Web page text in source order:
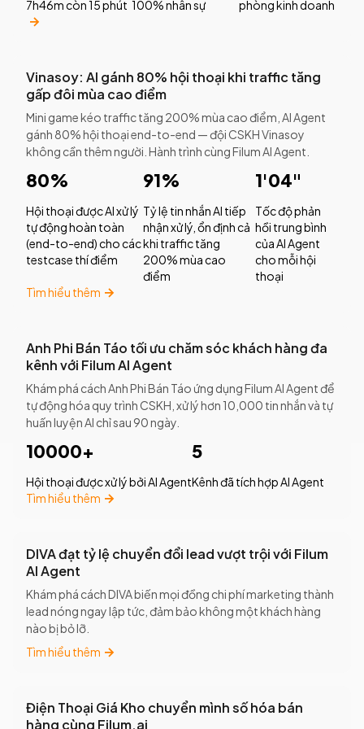
7h46m còn 15 phút 100% nhân sự phòng kinh doanh
Vinasoy: AI gánh 80% hội thoại khi traffic tăng
gấp đôi mùa cao điểm
Mini game kéo traffic tăng 200% mùa cao điểm, AI Agent
gánh 80% hội thoại end-to-end — đội CSKH Vinasoy
không cần thêm người. Hành trình cùng Filum AI Agent.
80%
Hội thoại được AI xử lý
tự động hoàn toàn
(end-to-end) cho các
testcase thí điểm
91%
Tỷ lệ tin nhắn AI tiếp
nhận xử lý, ổn định cả
khi traffic tăng
200% mùa cao
điểm
1'04"
Tốc độ phản
hồi trung bình
của AI Agent
cho mỗi hội
thoại
Tìm hiểu thêm
Anh Phi Bán Táo tối ưu chăm sóc khách hàng đa
kênh với Filum AI Agent
Khám phá cách Anh Phi Bán Táo ứng dụng Filum AI Agent để
tự động hóa quy trình CSKH, xử lý hơn 10,000 tin nhắn và tự
huấn luyện AI chỉ sau 90 ngày.
10000+
Hội thoại được xử lý bởi AI Agent
5
Kênh đã tích hợp AI Agent
Tìm hiểu thêm
DIVA đạt tỷ lệ chuyển đổi lead vượt trội với Filum
AI Agent
Khám phá cách DIVA biến mọi đồng chi phí marketing thành
lead nóng ngay lập tức, đảm bảo không một khách hàng
nào bị bỏ lỡ.
Tìm hiểu thêm
Điện Thoại Giá Kho chuyển mình số hóa bán
hàng cùng Filum.ai